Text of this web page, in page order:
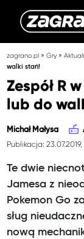
zagrano.pl »Gry»
walki stań!
Zespół R
lub do
Michał Małysa
Publikacja: 23.07.2019,
Te dwie
Jamesa z
Pokemon Go
sług
nową